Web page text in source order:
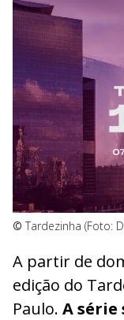
© Tardezinha (Foto:
A partir de
edição do
Paulo. A série